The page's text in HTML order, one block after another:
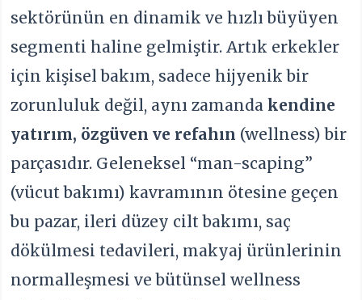
sektörünün en dinamik ve hızlı büyüyen
segmenti haline gelmiştir. Artık erkekler
için kişisel bakım, sadece hijyenik bir
zorunluluk değil, aynı zamandakendine
yatırım, özgüven ve refahın (wellness) bir
parçasıdır. Geleneksel “man-scaping”
(vücut bakımı) kavramının ötesine geçen
bu pazar, ileri düzey cilt bakımı, saç
dökülmesi tedavileri, makyaj ürünlerinin
normalleşmesi ve bütünsel wellness